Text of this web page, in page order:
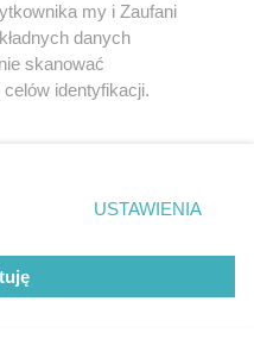
my i Zaufani
danych
skanować
identyfikacji.
ustawień prywatności
rogu strony
wymagają zgody
się takiemu
miały zastosowanie tylko
USTAWIENIA